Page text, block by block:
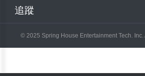
追蹤
© 2025 Spring House Entertainment Tech.